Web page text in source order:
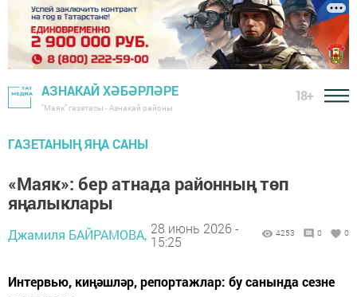
АЗНАКАЙ ХӘБӘРЛӘРЕ
"Маяк" газетасы - Азнакай районы
18+
ГАЗЕТАНЫҢ ЯҢА САНЫ
«Маяк»: бер атнада районның төп
яңалыклары
Джамиля БАЙРАМОВА, 28 июнь 2026 -
15:25
4253 0 0
Интервью, киңәшләр, репортажлар: бу санында сезне